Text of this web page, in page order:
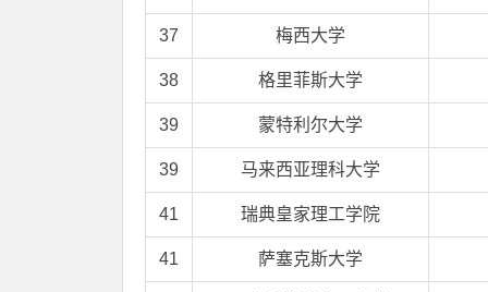
37 梅西大学
38 格里菲斯大学
39 蒙特利尔大学
39 马来西亚理科大学
41 瑞典皇家理工学院
41 萨塞克斯大学